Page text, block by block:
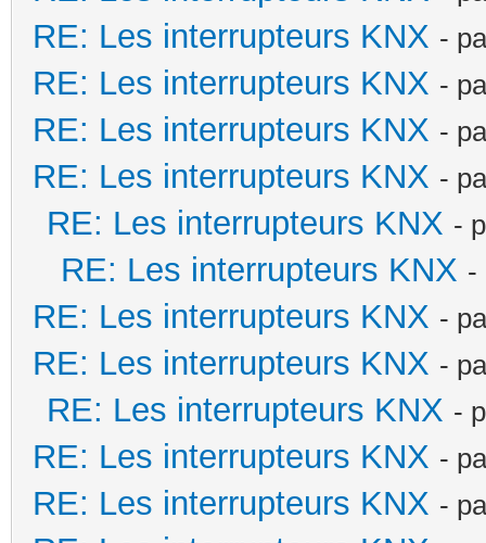
RE: Les interrupteurs KNX -
RE: Les interrupteurs KNX -
RE: Les interrupteurs KNX -
RE: Les interrupteurs KNX -
RE: Les interrupteurs KNX -
RE: Les interrupteurs KNX -
RE: Les interrupteurs KNX -
RE: Les interrupteurs KNX -
RE: Les interrupteurs KNX -
RE: Les interrupteurs KNX -
RE: Les interrupteurs KNX -